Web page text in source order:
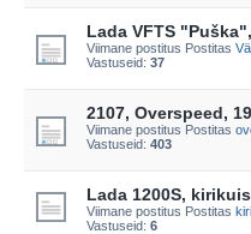
Lada VFTS
Viimane postitus Postitas
Vastuseid: 37
2107, Overspeed,
Viimane postitus Postitas
Vastuseid: 403
Lada 1200S,
Viimane postitus Postitas
Vastuseid: 6